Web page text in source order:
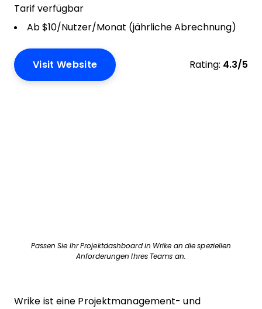
Tarif verfügbar
Ab $10/Nutzer/Monat (jährliche Abrechnung)
Visit Website Rating: 4.3/5
Passen Sie Ihr Projektdashboard in Wrike an die speziellen
Anforderungen Ihres Teams an.
Wrike ist eine Projektmanagement- und